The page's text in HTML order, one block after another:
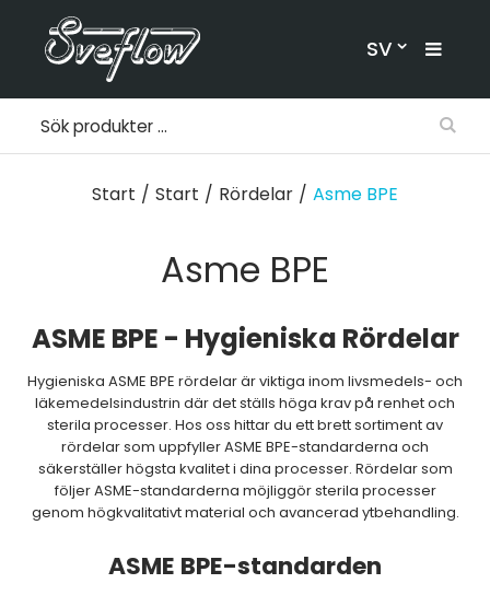
SV
Start / Start / Rördelar / Asme BPE
Asme BPE
ASME BPE - Hygieniska Rördelar
Hygieniska ASME BPE rördelar är viktiga inom livsmedels- och
läkemedelsindustrin där det ställs höga krav på renhet och
sterila processer. Hos oss hittar du ett brett sortiment av
rördelar som uppfyller ASME BPE-standarderna och
säkerställer högsta kvalitet i dina processer. Rördelar som
följer ASME-standarderna möjliggör sterila processer
genom högkvalitativt material och avancerad ytbehandling.
ASME BPE-standarden